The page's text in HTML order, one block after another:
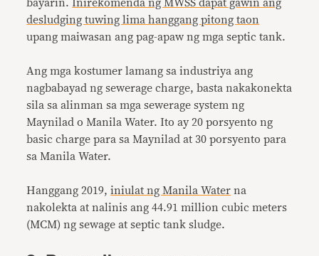
bayarin.Inirekomenda ng MWSS dapat gawin ang
desludging tuwing lima hanggang pitong taon
upang maiwasan ang pag-apaw ng mga septic tank.
Ang mga kostumer lamang sa industriya ang
nagbabayad ng sewerage charge, basta nakakonekta
sila sa alinman sa mga sewerage system ng
Maynilad o Manila Water. Ito ay 20 porsyento ng
basic charge para sa Maynilad at 30 porsyento para
sa Manila Water.
Hanggang 2019,iniulat ng Manila Water na
nakolekta at nalinis ang 44.91 million cubic meters
(MCM) ng sewage at septic tank sludge.